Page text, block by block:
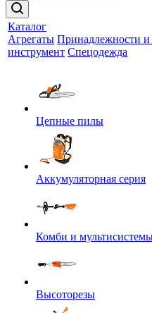
Каталог
Агрегаты Принадлежности и
инструмент Спецодежда
Цепные пилы
Аккумуляторная серия
Комби и
Высоторезы